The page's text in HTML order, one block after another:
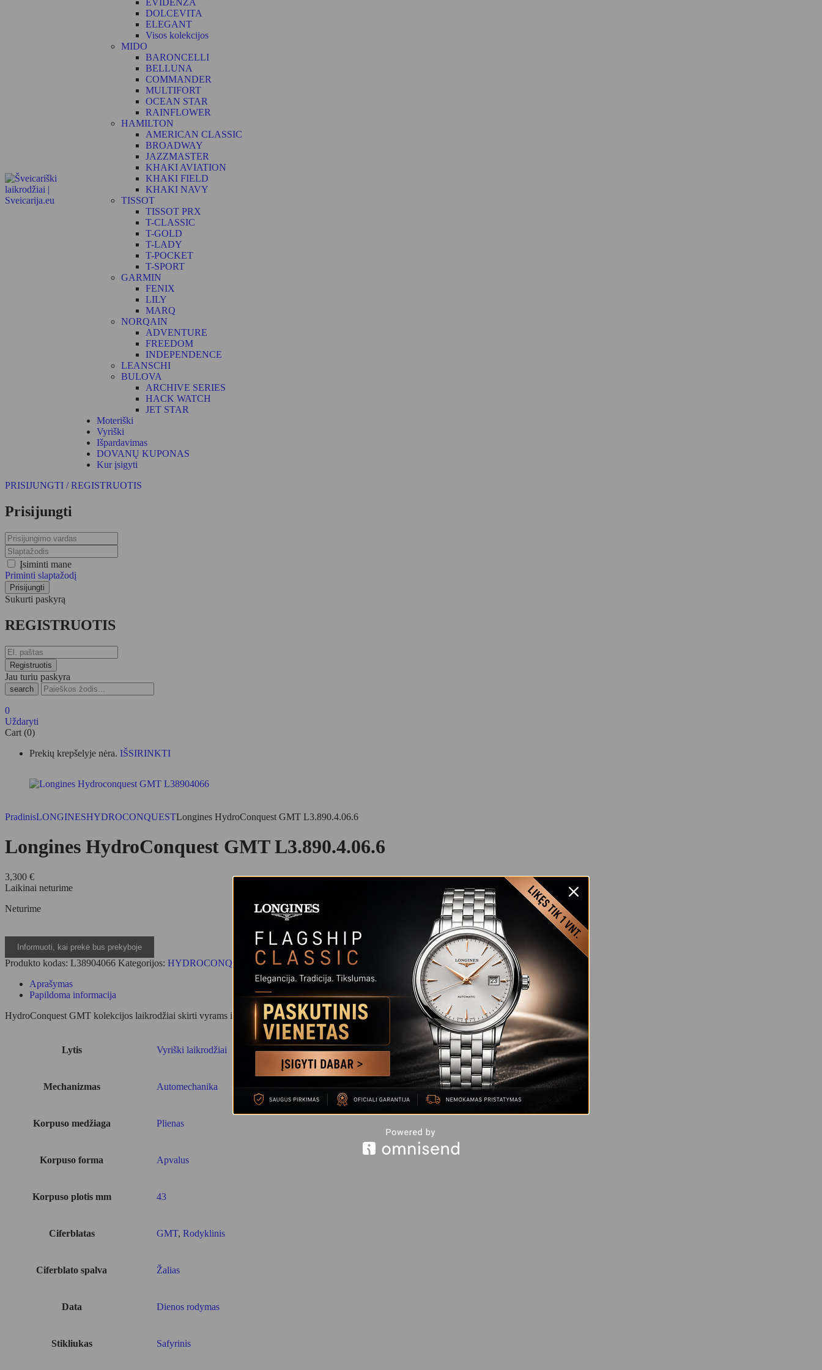
EVIDENZA
DOLCEVITA
ELEGANT
Visos kolekcijos
MIDO
BARONCELLI
BELLUNA
COMMANDER
MULTIFORT
OCEAN STAR
RAINFLOWER
HAMILTON
AMERICAN CLASSIC
BROADWAY
JAZZMASTER
KHAKI AVIATION
KHAKI FIELD
KHAKI NAVY
TISSOT
TISSOT PRX
T-CLASSIC
T-GOLD
T-LADY
T-POCKET
T-SPORT
GARMIN
FENIX
LILY
MARQ
NORQAIN
ADVENTURE
FREEDOM
INDEPENDENCE
LEANSCHI
BULOVA
ARCHIVE SERIES
HACK WATCH
JET STAR
Moteriški
Vyriški
Išpardavimas
DOVANŲ KUPONAS
Kur įsigyti
PRISIJUNGTI / REGISTRUOTIS
Prisijungti
Įsiminti mane
Priminti slaptažodį
Sukurti paskyrą
REGISTRUOTIS
Jau turiu paskyra
search
0
Uždaryti
Cart (0)
Prekių krepšelyje nėra. IŠSIRINKTI
PradinisLONGINESHYDROCONQUESTLongines HydroConquest GMT L3.890.4.06.6
Longines HydroConquest GMT L3.890.4.06.6
3,300 €
Laikinai neturime
Neturime
Produkto kodas: L38904066 Kategorijos: HYDROCONQUEST,LONGINES
Aprašymas
Papildoma informacija
HydroConquest GMT kolekcijos laikrodžiai skirti vyrams ir moterims, kuriems reikia papildomų funkcijų ir elegancijos.
Lytis Vyriški laikrodžiai
Mechanizmas Automechanika
Korpuso medžiaga Plienas
Korpuso forma Apvalus
Korpuso plotis mm 43
Ciferblatas GMT, Rodyklinis
Ciferblato spalva Žalias
Data Dienos rodymas
Stikliukas Safyrinis